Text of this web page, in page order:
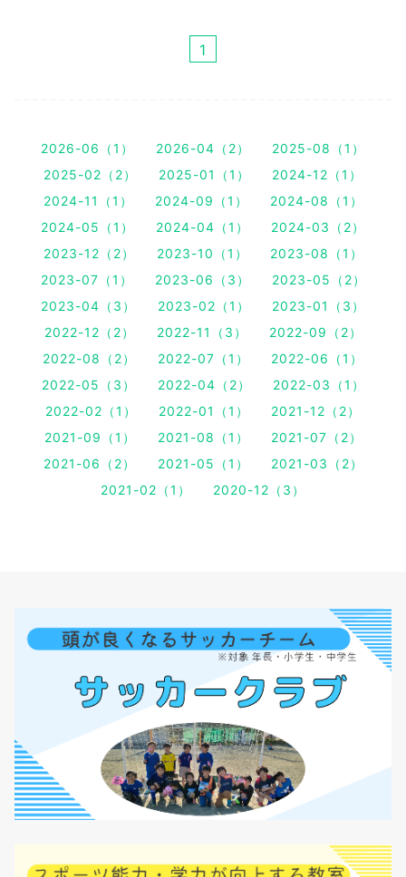
1
2026-06（1） 2026-04（2）
2025-08（1）
2025-02（2）
2025-01（1）
2024-12（1）
2024-11（1）
2024-09（1）
2024-08（1）
2024-05（1）
2024-04（1）
2024-03（2）
2023-12（2）
2023-10（1）
2023-08（1）
2023-07（1）
2023-06（3）
2023-05（2）
2023-04（3）
2023-02（1）
2023-01（3）
2022-12（2）
2022-11（3）
2022-09（2）
2022-08（2）
2022-07（1）
2022-06（1）
2022-05（3）
2022-04（2）
2022-03（1）
2022-02（1）
2022-01（1）
2021-12（2）
2021-09（1）
2021-08（1）
2021-07（2）
2021-06（2）
2021-05（1）
2021-03（2）
2021-02（1）
2020-12（3）